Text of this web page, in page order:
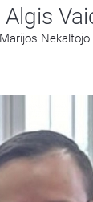
Algis